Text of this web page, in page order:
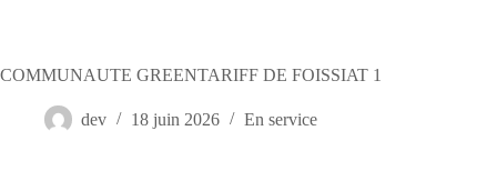
COMMUNAUTE GREENTARIFF DE FOISSIAT 1
dev 18 juin 2026 En service